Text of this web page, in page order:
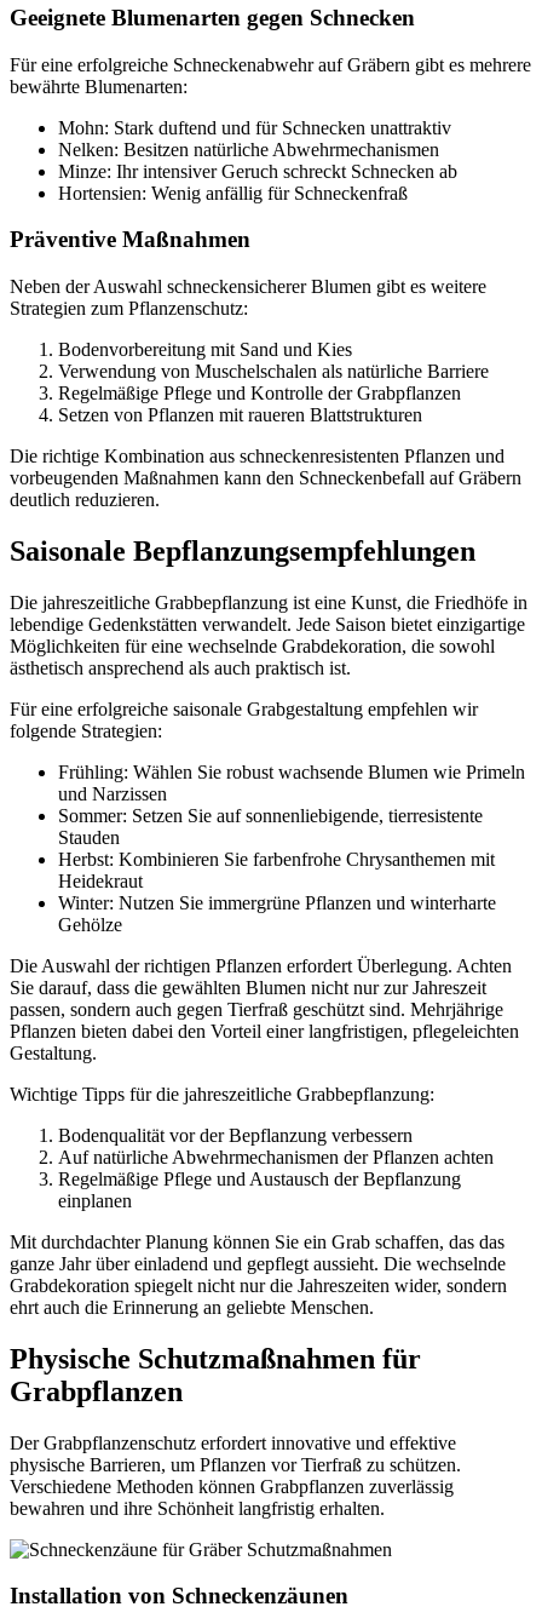
Geeignete Blumenarten gegen Schnecken
Für eine erfolgreiche Schneckenabwehr auf Gräbern gibt es mehrere
bewährte Blumenarten:
Mohn: Stark duftend und für Schnecken unattraktiv
Nelken: Besitzen natürliche Abwehrmechanismen
Minze: Ihr intensiver Geruch schreckt Schnecken ab
Hortensien: Wenig anfällig für Schneckenfraß
Präventive Maßnahmen
Neben der Auswahl schneckensicherer Blumen gibt es weitere
Strategien zum Pflanzenschutz:
Bodenvorbereitung mit Sand und Kies
Verwendung von Muschelschalen als natürliche Barriere
Regelmäßige Pflege und Kontrolle der Grabpflanzen
Setzen von Pflanzen mit raueren Blattstrukturen
Die richtige Kombination aus schneckenresistenten Pflanzen und
vorbeugenden Maßnahmen kann den Schneckenbefall auf Gräbern
deutlich reduzieren.
Saisonale Bepflanzungsempfehlungen
Die jahreszeitliche Grabbepflanzung ist eine Kunst, die Friedhöfe in
lebendige Gedenkstätten verwandelt. Jede Saison bietet einzigartige
Möglichkeiten für eine wechselnde Grabdekoration, die sowohl
ästhetisch ansprechend als auch praktisch ist.
Für eine erfolgreiche saisonale Grabgestaltung empfehlen wir
folgende Strategien:
Frühling: Wählen Sie robust wachsende Blumen wie Primeln
und Narzissen
Sommer: Setzen Sie auf sonnenliebigende, tierresistente
Stauden
Herbst: Kombinieren Sie farbenfrohe Chrysanthemen mit
Heidekraut
Winter: Nutzen Sie immergrüne Pflanzen und winterharte
Gehölze
Die Auswahl der richtigen Pflanzen erfordert Überlegung. Achten
Sie darauf, dass die gewählten Blumen nicht nur zur Jahreszeit
passen, sondern auch gegen Tierfraß geschützt sind. Mehrjährige
Pflanzen bieten dabei den Vorteil einer langfristigen, pflegeleichten
Gestaltung.
Wichtige Tipps für die jahreszeitliche Grabbepflanzung:
Bodenqualität vor der Bepflanzung verbessern
Auf natürliche Abwehrmechanismen der Pflanzen achten
Regelmäßige Pflege und Austausch der Bepflanzung
einplanen
Mit durchdachter Planung können Sie ein Grab schaffen, das das
ganze Jahr über einladend und gepflegt aussieht. Die wechselnde
Grabdekoration spiegelt nicht nur die Jahreszeiten wider, sondern
ehrt auch die Erinnerung an geliebte Menschen.
Physische Schutzmaßnahmen für
Grabpflanzen
Der Grabpflanzenschutz erfordert innovative und effektive
physische Barrieren, um Pflanzen vor Tierfraß zu schützen.
Verschiedene Methoden können Grabpflanzen zuverlässig
bewahren und ihre Schönheit langfristig erhalten.
Installation von Schneckenzäunen